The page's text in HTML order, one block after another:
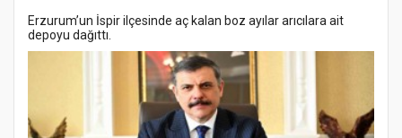
Erzurum’un İspir ilçesinde aç kalan boz ayılar arıcılara ait
depoyu dağıttı.